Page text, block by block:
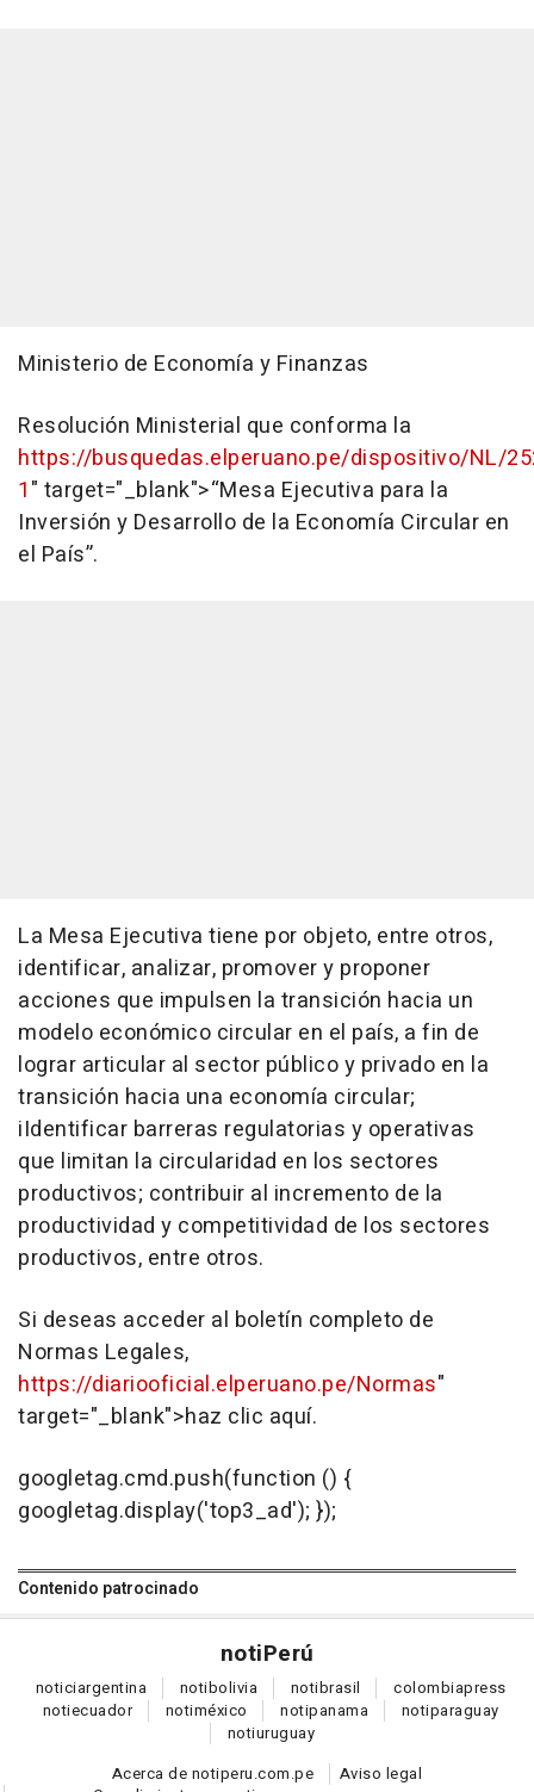
Ministerio de Economía y Finanzas
Resolución Ministerial que conforma la
https://busquedas.elperuano.pe/dispositivo/NL/
1" target="_blank">“Mesa Ejecutiva para la
Inversión y Desarrollo de la Economía Circular en
el País”.
La Mesa Ejecutiva tiene por objeto, entre otros,
identificar, analizar, promover y proponer
acciones que impulsen la transición hacia un
modelo económico circular en el país, a fin de
lograr articular al sector público y privado en la
transición hacia una economía circular;
iIdentificar barreras regulatorias y operativas
que limitan la circularidad en los sectores
productivos; contribuir al incremento de la
productividad y competitividad de los sectores
productivos, entre otros.
Si deseas acceder al boletín completo de
Normas Legales,
https://diariooficial.elperuano.pe/Normas"
target="_blank">haz clic aquí.
googletag.cmd.push(function () {
googletag.display('top3_ad'); });
Contenido patrocinado
notiPerú
noticiargentina notibolivia notibrasil colombiapress
notiecuador notiméxico notipanama notiparaguay
notiuruguay
Acerca de notiperu.com.pe
Aviso legal